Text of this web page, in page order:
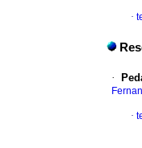
·
·
·